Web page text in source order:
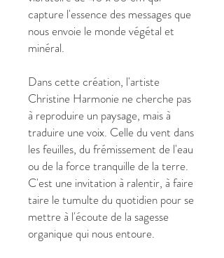
capture l'essence des messages que
nous envoie le monde végétal et
minéral.
Dans cette création, l'artiste
Christine Harmonie ne cherche pas
à reproduire un paysage, mais à
traduire une voix. Celle du vent dans
les feuilles, du frémissement de l'eau
ou de la force tranquille de la terre.
C'est une invitation à ralentir, à faire
taire le tumulte du quotidien pour se
mettre à l'écoute de la sagesse
organique qui nous entoure.